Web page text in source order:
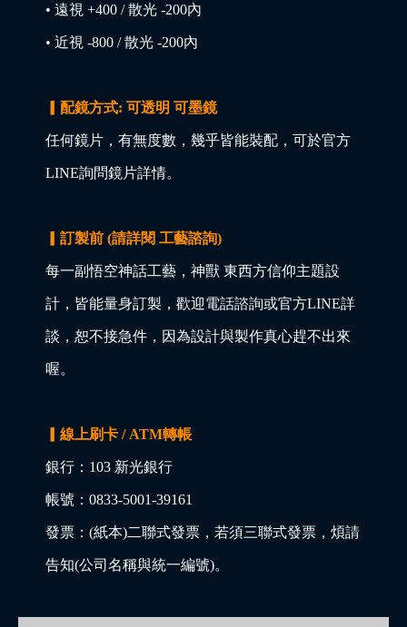
• 遠視 +400 / 散光 -200內
• 近視 -800 / 散光 -200內
▎配鏡方式: 可透明 可墨鏡
任何鏡片，有無度數，幾乎皆能裝配，可於官方
LINE詢問鏡片詳情。
▎訂製前 (請詳閱 工藝諮詢)
每一副悟空神話工藝，神獸 東西方信仰主題設
計，皆能量身訂製，歡迎電話諮詢或官方LINE詳
談，恕不接急件，因為設計與製作真心趕不出來
喔。
▎線上刷卡 / ATM轉帳
銀行：103 新光銀行
帳號：0833-5001-39161
發票：(紙本)二聯式發票，若須三聯式發票，煩請
告知(公司名稱與統一編號)。